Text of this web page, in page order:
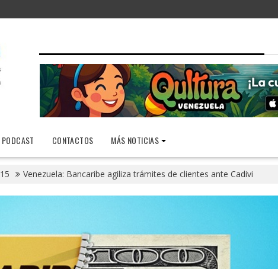
PODCAST CONTACTOS MÁS NOTICIAS
15 Venezuela: Bancaribe agiliza trámites de clientes ante Cadivi